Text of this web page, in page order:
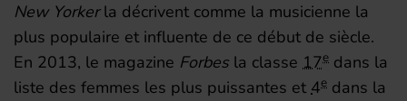
New Yorkerla décrivent comme la musicienne la
plus populaire et influente de ce début de siècle.
En 2013, le magazine Forbesla classe 17e dans la
liste des femmes les plus puissantes et 4e dans la